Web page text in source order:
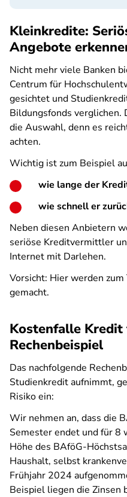
Kleinkredite:
Angebote
Nicht mehr viele Banken
Centrum für
gesichtet und
Bildungsfonds verglichen.
die Auswahl, denn es
achten.
Wichtig ist zum Beispiel
wie lange der
wie schnell er
Neben diesen Anbietern
seriöse Kreditvermittler
Internet mit Darlehen.
Vorsicht: Hier werden
gemacht.
Kostenfalle Kredit
Rechenbeispiel
Das nachfolgende
Studienkredit aufnimmt,
Risiko ein:
Wir nehmen an, dass die
Semester endet und für 8
Höhe des BAföG-
Haushalt, selbst
Frühjahr 2024
Beispiel liegen die Zinsen